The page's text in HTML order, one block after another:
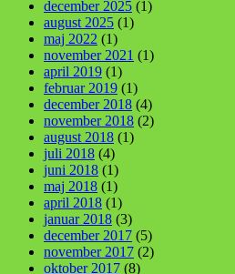
december 2025 (1)
august 2025 (1)
maj 2022 (1)
november 2021 (1)
april 2019 (1)
februar 2019 (1)
december 2018 (4)
november 2018 (2)
august 2018 (1)
juli 2018 (4)
juni 2018 (1)
maj 2018 (1)
april 2018 (1)
januar 2018 (3)
december 2017 (5)
november 2017 (2)
oktober 2017 (8)